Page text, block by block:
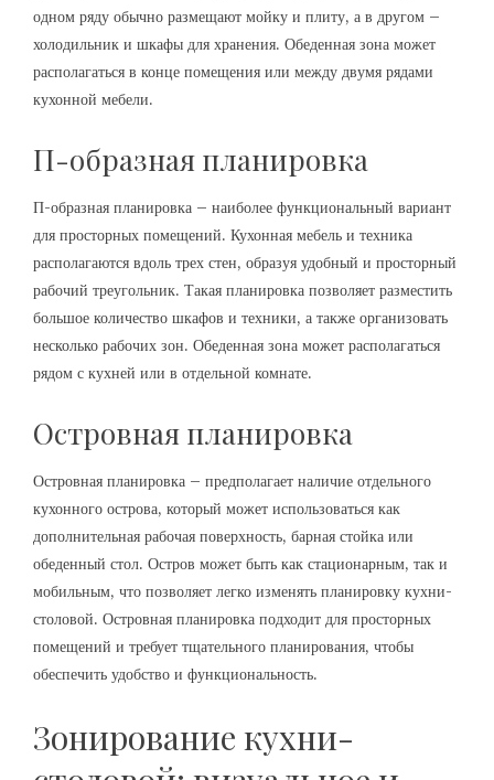
одном ряду обычно размещают мойку и плиту, а в другом –
холодильник и шкафы для хранения. Обеденная зона может
располагаться в конце помещения или между двумя рядами
кухонной мебели.
П-образная планировка
П-образная планировка – наиболее функциональный вариант
для просторных помещений. Кухонная мебель и техника
располагаются вдоль трех стен, образуя удобный и просторный
рабочий треугольник. Такая планировка позволяет разместить
большое количество шкафов и техники, а также организовать
несколько рабочих зон. Обеденная зона может располагаться
рядом с кухней или в отдельной комнате.
Островная планировка
Островная планировка – предполагает наличие отдельного
кухонного острова, который может использоваться как
дополнительная рабочая поверхность, барная стойка или
обеденный стол. Остров может быть как стационарным, так и
мобильным, что позволяет легко изменять планировку кухни-
столовой. Островная планировка подходит для просторных
помещений и требует тщательного планирования, чтобы
обеспечить удобство и функциональность.
Зонирование кухни-